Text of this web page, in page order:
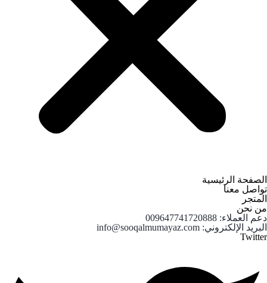
الصفحة الرئيسية
تواصل معنا
المتجر
من نحن
دعم العملاء: 009647741720888
البريد الإلكتروني: info@sooqalmumayaz.com
Twitter